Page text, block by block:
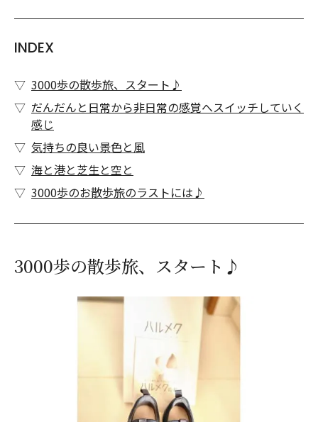
INDEX
3000歩の散歩旅、スタート♪
だんだんと日常から非日常の感覚へスイッチしていく
感じ
気持ちの良い景色と風
海と港と芝生と空と
3000歩のお散歩旅のラストには♪
3000歩の散歩旅、スタート♪